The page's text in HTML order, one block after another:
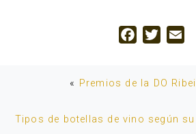
Facebook
Twitter
« Premios de la DO
Tipos de botellas de vino según